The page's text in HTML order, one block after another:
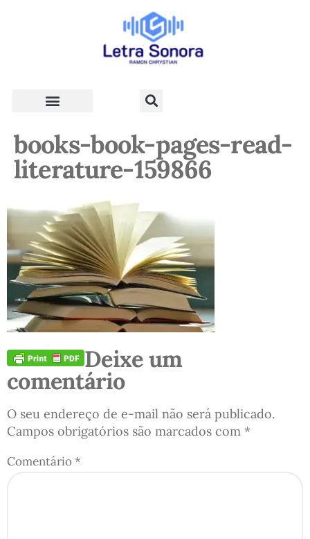
books-book-pages-read-
literature-159866
Deixe um
comentário
O seu endereço de e-mail não será publicado.
Campos obrigatórios são marcados com *
Comentário*